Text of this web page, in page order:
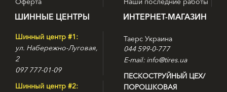
ШИННЫЕ ЦЕНТРЫ
Шинный центр #1:
ул. Набережно-Луговая,
2
097 777-01-09
Шинный центр #2:
ИНТЕРНЕТ-МАГАЗИН
Таерс Украина
044 599-0-777
E-mail: info@tires.ua
ПЕСКОСТРУЙНЫЙ ЦЕХ/
ПОРОШКОВАЯ